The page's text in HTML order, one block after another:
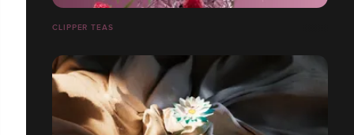
CLIPPER TEAS